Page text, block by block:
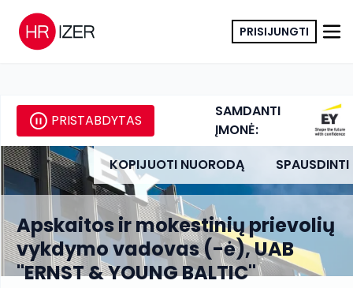
PRISIJUNGTI
PRISTABDYTAS
SAMDANTI
ĮMONĖ:
KOPIJUOTI NUORODĄ
SPAUSDINTI
Apskaitos ir mokestinių prievolių
vykdymo vadovas (-ė), UAB
"ERNST & YOUNG BALTIC"